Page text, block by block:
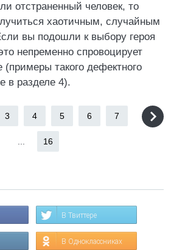
отстраненный человек, то
хаотичным, случайным
вы подошли к выбору героя
непременно спровоцирует
такого дефектного
в разделе 4).
3 4 5 6 7
16
В Твиттере
В Одноклассниках